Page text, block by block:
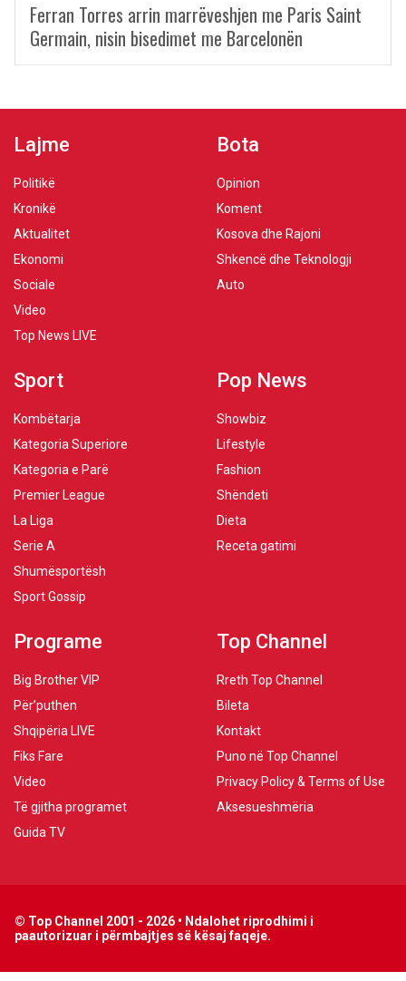
Ferran Torres arrin marrëveshjen me Paris Saint
Germain, nisin bisedimet me Barcelonën
Lajme
Politikë
Kronikë
Aktualitet
Ekonomi
Sociale
Video
Top News LIVE
Bota
Opinion
Koment
Kosova dhe Rajoni
Shkencë dhe Teknologji
Auto
Sport
Kombëtarja
Kategoria Superiore
Kategoria e Parë
Premier League
La Liga
Serie A
Shumësportësh
Sport Gossip
Pop News
Showbiz
Lifestyle
Fashion
Shëndeti
Dieta
Receta gatimi
Programe
Big Brother VIP
Për’puthen
Shqipëria LIVE
Fiks Fare
Video
Të gjitha programet
Guida TV
Top Channel
Rreth Top Channel
Bileta
Kontakt
Puno në Top Channel
Privacy Policy & Terms of Use
Aksesueshmëria
© Top Channel 2001 - 2026 • Ndalohet riprodhimi i
paautorizuar i përmbajtjes së kësaj faqeje.